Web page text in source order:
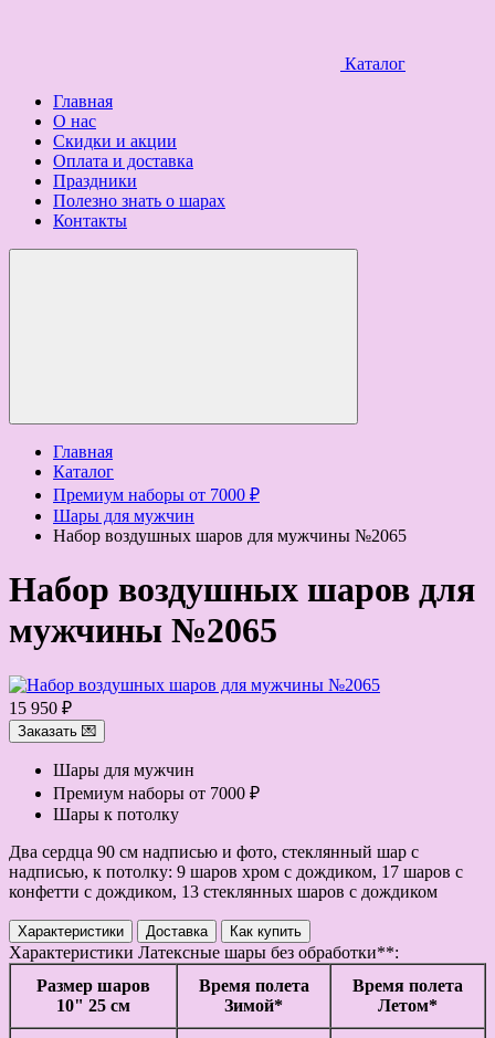
Каталог
Главная
О нас
Скидки и акции
Оплата и доставка
Праздники
Полезно знать о шарах
Контакты
Главная
Каталог
Премиум наборы от 7000 ₽
Шары для мужчин
Набор воздушных шаров для мужчины №2065
Набор воздушных шаров для
мужчины №2065
15 950 ₽
Заказать 💌
Шары для мужчин
Премиум наборы от 7000 ₽
Шары к потолку
Два сердца 90 см надписью и фото, стеклянный шар с
надписью, к потолку: 9 шаров хром с дождиком, 17 шаров с
конфетти с дождиком, 13 стеклянных шаров с дождиком
Характеристики Доставка Как купить
Характеристики Латексные шары без обработки**:
Размер шаров
10" 25 см
Время полета
Зимой*
Время полета
Летом*